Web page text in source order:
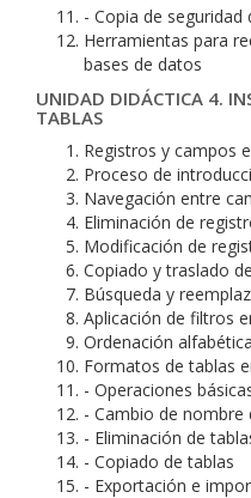
- Copia de seguridad
Herramientas para
bases de datos
UNIDAD DIDÁCTICA 4.
TABLAS
Registros y campos
Proceso de
Navegación entre
Eliminación de
Modificación de
Copiado y traslado
Búsqueda y
Aplicación de filtros
Ordenación
Formatos de tablas
- Operaciones
- Cambio de nombre
- Eliminación de
- Copiado de tablas
- Exportación e